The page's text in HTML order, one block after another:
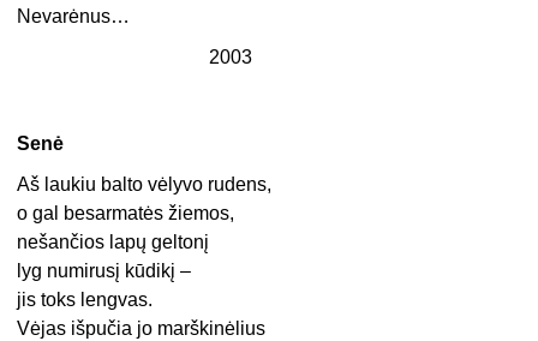
Nevarėnus…
2003
Senė
Aš laukiu balto vėlyvo rudens,
o gal besarmatės žiemos,
nešančios lapų geltonį
lyg numirusį kūdikį –
jis toks lengvas.
Vėjas išpučia jo marškinėlius